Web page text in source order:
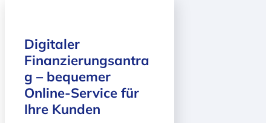
Digitaler
Finanzierungsantra
g – bequemer
Online-Service für
Ihre Kunden